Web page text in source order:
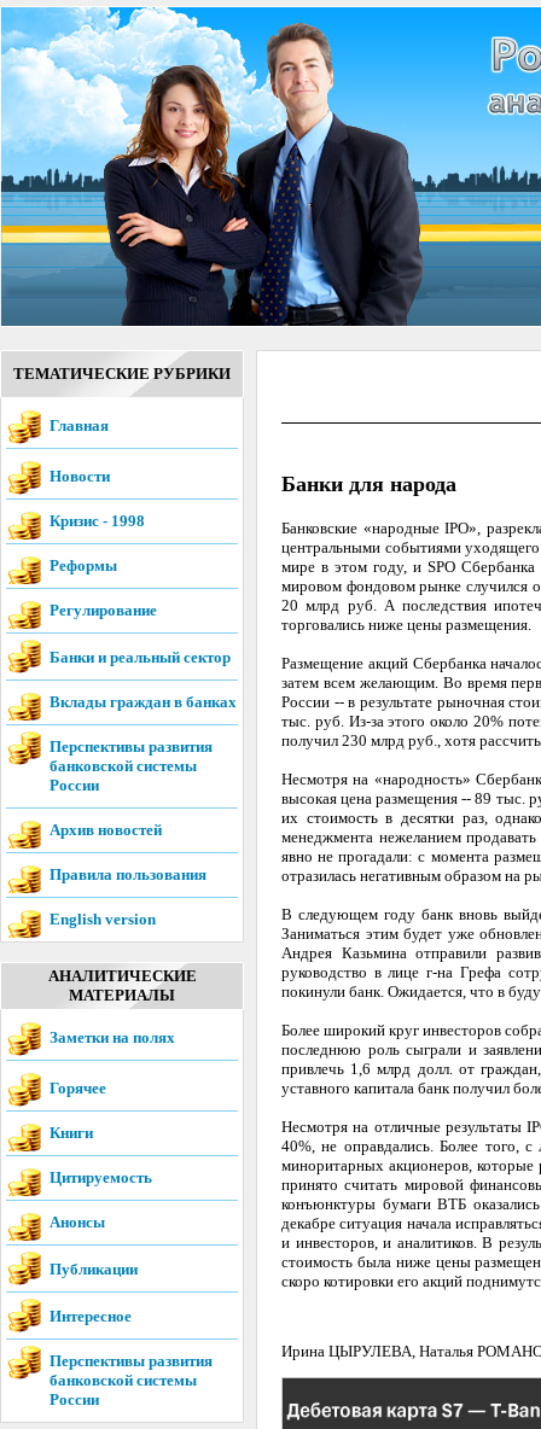
ТЕМАТИЧЕСКИЕ РУБРИКИ
Главная
Новости
Кризис - 1998
Реформы
Регулирование
Банки и реальный сектор
Вклады граждан в банках
Перспективы развития
банковской системы
России
Архив новостей
Правила пользования
English version
АНАЛИТИЧЕСКИЕ
МАТЕРИАЛЫ
Заметки на полях
Горячее
Книги
Цитируемость
Анонсы
Публикации
Интересное
Перспективы развития
банковской системы
России
Банки для народа
Банковские «народные IPO»,
центральными событиями
мире в этом году, и SPO
мировом фондовом рынке случился
20 млрд руб. А последствия
торговались ниже цены размещения.
Размещение акций Сбербанка
затем всем желающим. Во время
России -- в результате рыночная
тыс. руб. Из-за этого около 20%
получил 230 млрд руб., хотя
Несмотря на «народность»
высокая цена размещения -- 89 тыс.
их стоимость в десятки раз,
менеджмента нежеланием
явно не прогадали: с момента
отразилась негативным образом на
В следующем году банк вновь
Заниматься этим будет уже
Андрея Казьмина отправили
руководство в лице г-на Грефа
покинули банк. Ожидается, что в
Более широкий круг инвесторов
последнюю роль сыграли и
привлечь 1,6 млрд долл. от
уставного капитала банк получил
Несмотря на отличные результаты
40%, не оправдались. Более того,
миноритарных акционеров,
принято считать мировой
конъюнктуры бумаги ВТБ
декабре ситуация начала
и инвесторов, и аналитиков. В
стоимость была ниже цены
скоро котировки его акций
Ирина ЦЫРУЛЕВА, Наталья